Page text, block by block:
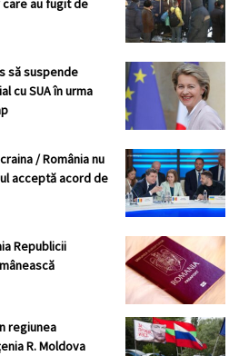
au fugit de
să suspende
cu SUA în urma
/ România nu
acceptă acord de
Republicii
regiunea
R. Moldova